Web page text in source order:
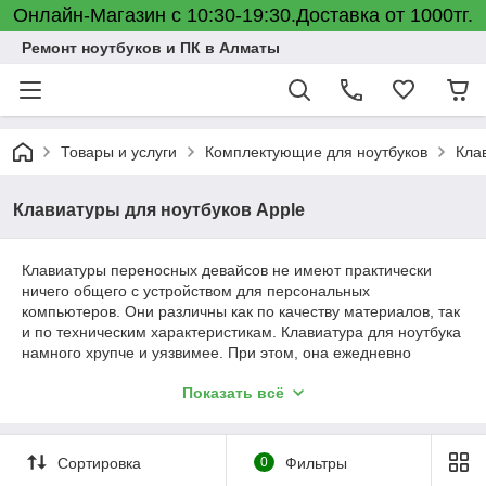
Онлайн-Магазин с 10:30-19:30.Доставка от 1000тг.
Ремонт ноутбуков и ПК в Алматы
Товары и услуги Комплектующие для ноутбуков
Клавиатуры для ноутбуков Apple
Клавиатуры переносных девайсов не имеют практически
ничего общего с устройством для персональных
компьютеров. Они различны как по качеству материалов, так
и по техническим характеристикам. Клавиатура для ноутбука
намного хрупче и уязвимее. При этом, она ежедневно
устройством работает программист, бухгалтер, писатель или
что устройство требует замены.
Показать всё
Сортировка 0 Фильтры